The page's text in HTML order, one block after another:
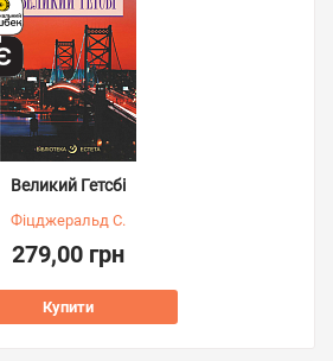
Великий Гетсбі
Фіцджеральд С.
279,00 грн
Купити